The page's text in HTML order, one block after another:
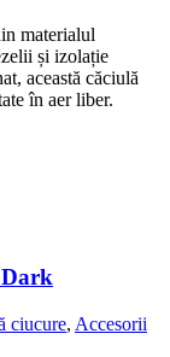
materialul
și izolație
această căciulă
în aer liber.
ciucure, Accesorii